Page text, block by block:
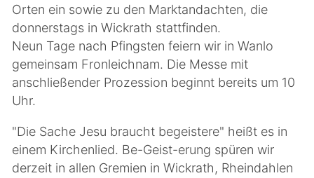
Orten ein sowie zu den Marktandachten, die
donnerstags in Wickrath stattfinden.
Neun Tage nach Pfingsten feiern wir in Wanlo
gemeinsam Fronleichnam. Die Messe mit
anschließender Prozession beginnt bereits um 10
Uhr.
"Die Sache Jesu braucht begeistere" heißt es in
einem Kirchenlied. Be-Geist-erung spüren wir
derzeit in allen Gremien in Wickrath, Rheindahlen